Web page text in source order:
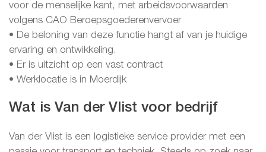
voor de menselijke kant, met arbeidsvoorwaarden
volgens CAO Beroepsgoederenvervoer
• De beloning van deze functie hangt af van je huidige
ervaring en ontwikkeling.
• Er is uitzicht op een vast contract
• Werklocatie is in Moerdijk
Wat is Van der Vlist voor bedrijf
Van der Vlist is een logistieke service provider met een